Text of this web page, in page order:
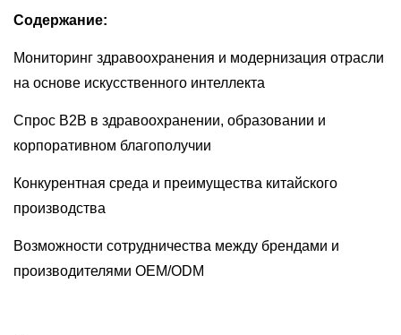
Содержание:
Мониторинг здравоохранения и модернизация отрасли
на основе искусственного интеллекта
Спрос B2B в здравоохранении, образовании и
корпоративном благополучии
Конкурентная среда и преимущества китайского
производства
Возможности сотрудничества между брендами и
производителями OEM/ODM